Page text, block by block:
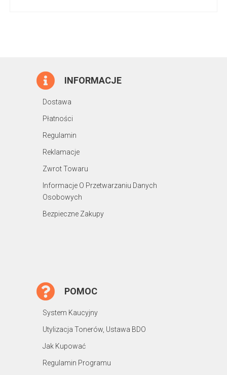
INFORMACJE
Dostawa
Płatności
Regulamin
Reklamacje
Zwrot Towaru
Informacje O Przetwarzaniu Danych
Osobowych
Bezpieczne Zakupy
POMOC
System Kaucyjny
Utylizacja Tonerów, Ustawa BDO
Jak Kupować
Regulamin Programu